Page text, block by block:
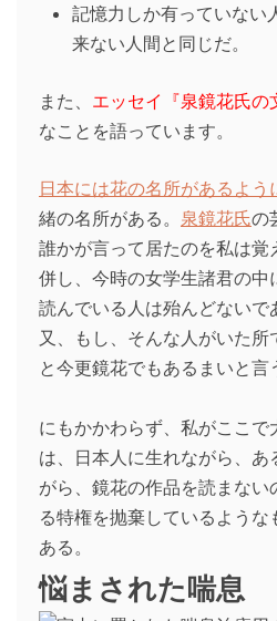
記憶力しか有っていない
来ない人間と同じだ。
また、 エッセイ『泉鏡花氏の
なことを語っています。
日本には花の名所があるよう
緒の名所がある。 泉鏡花氏の
誰かが言って居たのを私は覚
併し、今時の女学生諸君の中
読んでいる人は殆んどないで
又、もし、そんな人がいた所
と今更鏡花でもあるまいと言
にもかかわらず、私がここ
は、日本人に生れながら、あ
がら、鏡花の作品を読まない
る特権を抛棄しているよう
ある。
悩まされた喘息